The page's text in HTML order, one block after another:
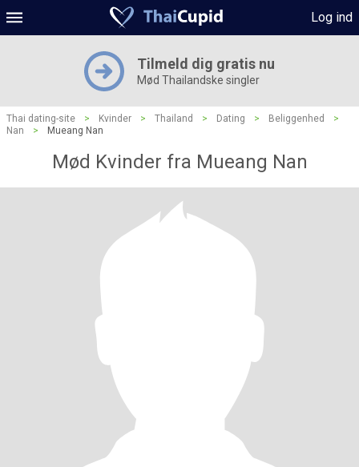
Log ind
Tilmeld dig gratis nu
Mød Thailandske singler
Thai dating-site > Kvinder > Thailand > Dating > Beliggenhed
>
Nan
> Mueang Nan
Mød Kvinder fra Mueang Nan